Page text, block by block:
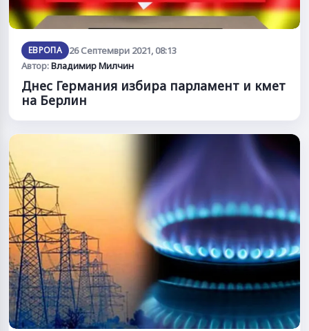
ЕВРОПА
26 Септември 2021, 08:13
Автор:Владимир Милчин
Днес Германия избира парламент и кмет
на Берлин